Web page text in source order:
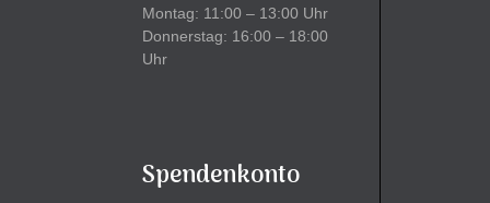
Montag: 11:00 – 13:00 Uhr
Donnerstag: 16:00 – 18:00
Uhr
Spendenkonto